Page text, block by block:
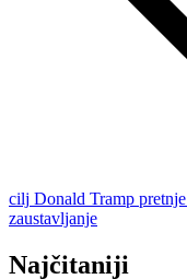
cilj Donald Tramp pretnje
zaustavljanje
Najčitaniji